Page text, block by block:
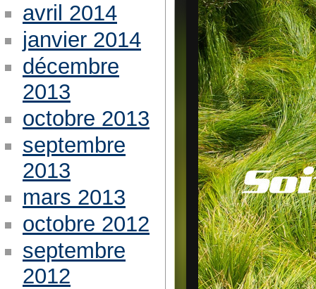
avril 2014
janvier 2014
décembre
2013
octobre 2013
septembre
2013
mars 2013
octobre 2012
septembre
2012